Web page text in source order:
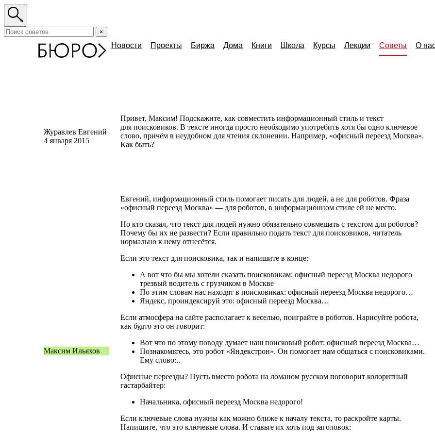
×
Новости Проекты Биржа Дома Книги Школа Курсы Лекции Советы О
Журавлев Евгений
4 января 2015
Привет, Максим! Подскажите, как совместить информационный стиль и текст
для поисковиков. В тексте иногда просто необходимо употребить хотя бы одно ключевое
слово, причём в неудобном для чтения склонении. Например, «офисный переезд Москва».
Как быть?
Максим Ильяхов
Евгений, информационный стиль помогает писать для людей, а не для роботов. Фраза
«офисный переезд Москва» — для роботов, в информационном стиле ей не место.
Но кто сказал, что текст для людей нужно обязательно совмещать с текстом для роботов?
Почему бы их не развести? Если правильно подать текст для поисковиков, читатель
нормально к нему отнесётся.
Если это текст для поисковика, так и напишите в конце:
А вот что бы мы хотели сказать поисковикам: офисный переезд Москва недорого
трезвый водитель с грузчиком в Москве
По этим словам нас находят в поисковиках: офисный переезд Москва недорого…
Яндекс, проиндексируй это: офисный переезд Москва…
Если атмосфера на сайте располагает к веселью, поиграйте в роботов. Нарисуйте робота,
как будто это он говорит:
Вот что по этому поводу думает наш поисковый робот: офисный переезд Москва…
Познакомьтесь, это робот «Яндекстрон». Он помогает нам общаться с поисковиками.
Ему слово:..
Офисные переезды? Пусть вместо робота на ломаном русском поговорит колоритный
гастарбайтер:
Начальника, офисный переезд Москва недорого!
Если ключевые слова нужны как можно ближе к началу текста, то раскройте карты.
Напишите, что это ключевые слова. И ставьте их хоть под заголовок: